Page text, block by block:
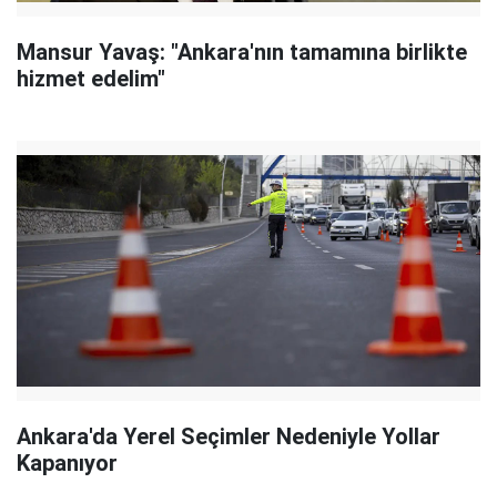
Mansur Yavaş: "Ankara'nın tamamına birlikte
hizmet edelim"
Ankara'da Yerel Seçimler Nedeniyle Yollar
Kapanıyor